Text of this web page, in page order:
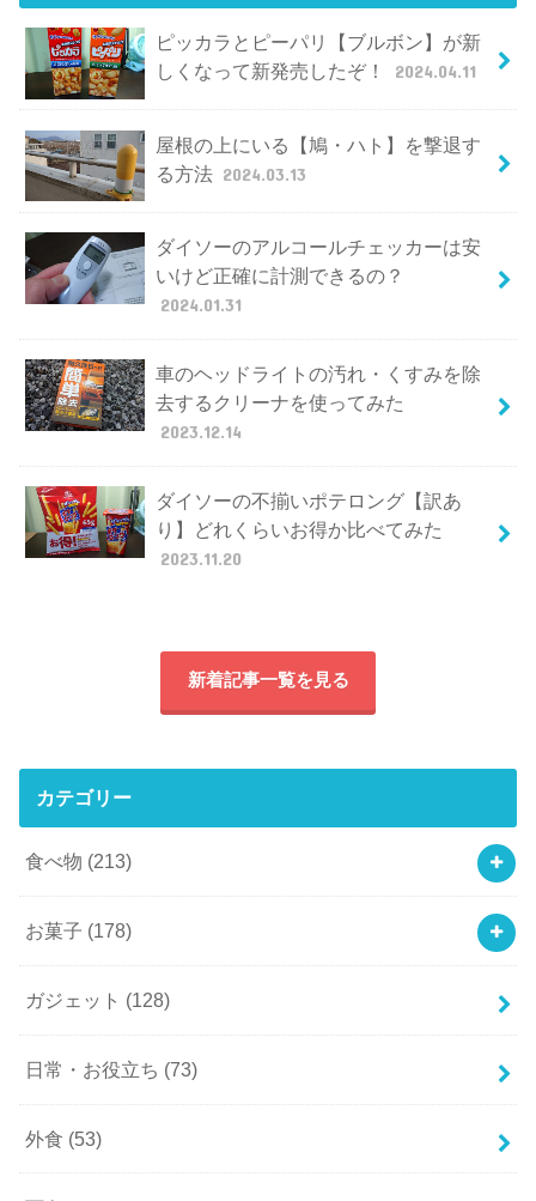
ピッカラとピーパリ【ブルボン】が新
しくなって新発売したぞ！
2024.04.11
屋根の上にいる【鳩・ハト】を撃退す
る方法 2024.03.13
ダイソーのアルコールチェッカーは安
いけど正確に計測できるの？
2024.01.31
車のヘッドライトの汚れ・くすみを除
去するクリーナを使ってみた
2023.12.14
ダイソーの不揃いポテロング【訳あ
り】どれくらいお得か比べてみた
2023.11.20
新着記事一覧を見る
カテゴリー
食べ物 (213)
お菓子 (178)
ガジェット (128)
日常・お役立ち (73)
外食 (53)